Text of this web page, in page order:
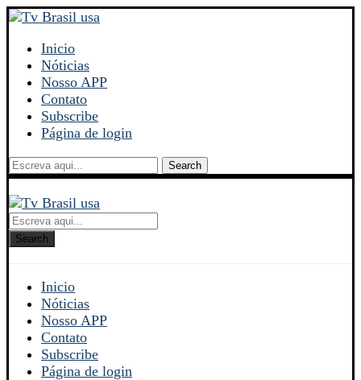
Inicio
Nóticias
Nosso APP
Contato
Subscribe
Página de login
Search
Search
Inicio
Nóticias
Nosso APP
Contato
Subscribe
Página de login